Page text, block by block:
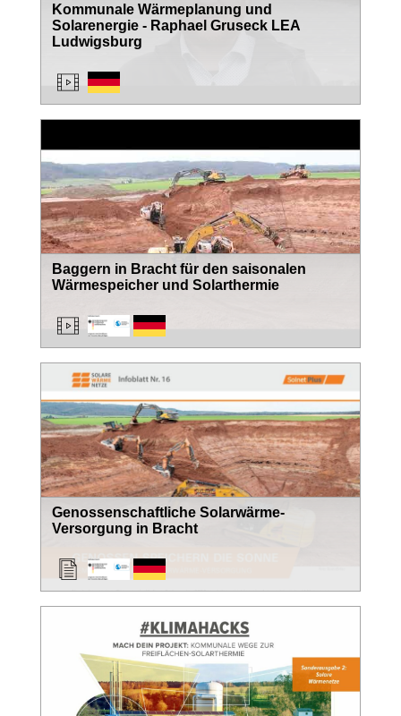
Kommunale Wärmeplanung und
Solarenergie - Raphael Gruseck LEA
Ludwigsburg
Baggern in Bracht für den saisonalen
Wärmespeicher und Solarthermie
Genossenschaftliche Solarwärme-
Versorgung in Bracht